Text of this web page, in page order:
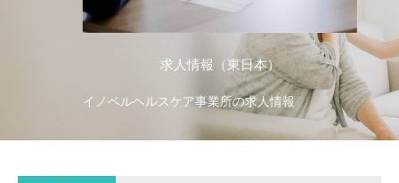
求人情報（東日本）
イノベルヘルスケア事業所の求人情報